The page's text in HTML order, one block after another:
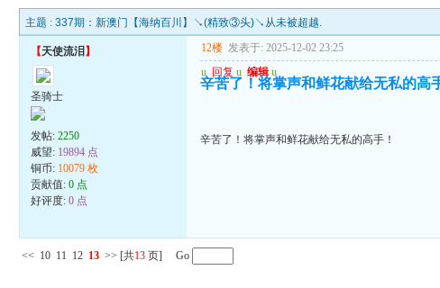
主题 :337期：新澳门【海纳百川】↘(精致③头)↘从未被超越.
【天使流泪 】
圣骑士
发帖:2250
威望: 19894 点
铜币: 10079 枚
贡献值:0 点
好评度:0 点
12楼 发表于: 2025-12-02 23:25
u 回复 u 编辑 u
辛苦了！将掌声和鲜花献给无私的高
辛苦了！将掌声和鲜花献给无私的高手！
<< 10 11 12 13 >> [共13 页] Go